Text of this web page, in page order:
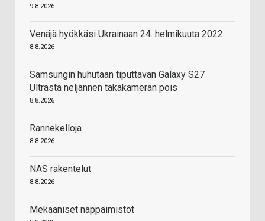
9.8.2026
Venäjä hyökkäsi Ukrainaan 24. helmikuuta 2022
8.8.2026
Samsungin huhutaan tiputtavan Galaxy S27
Ultrasta neljännen takakameran pois
8.8.2026
Rannekelloja
8.8.2026
NAS rakentelut
8.8.2026
Mekaaniset näppäimistöt